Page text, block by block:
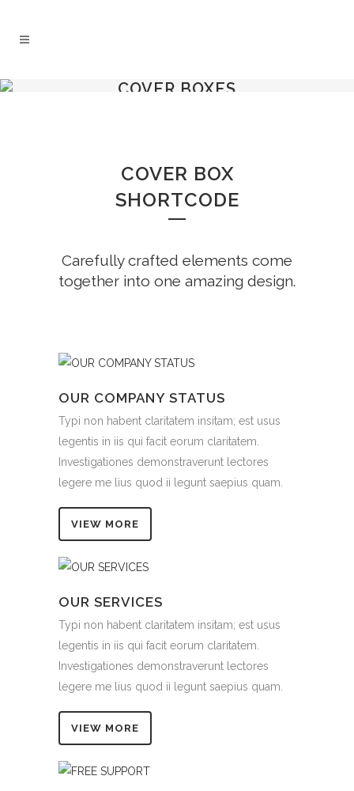
COVER BOXES
COVER BOX
SHORTCODE
Carefully crafted elements come
together into one amazing design.
OUR COMPANY STATUS
Typi non habent claritatem insitam; est usus
legentis in iis qui facit eorum claritatem.
Investigationes demonstraverunt lectores
legere me lius quod ii legunt saepius quam.
VIEW MORE
OUR SERVICES
Typi non habent claritatem insitam; est usus
legentis in iis qui facit eorum claritatem.
Investigationes demonstraverunt lectores
legere me lius quod ii legunt saepius quam.
VIEW MORE